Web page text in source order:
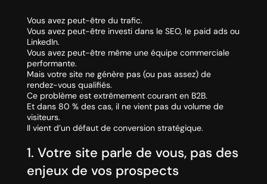
Vous avez peut-être du trafic.
Vous avez peut-être investi dans le SEO, le paid ads ou
LinkedIn.
Vous avez peut-être même une équipe commerciale
performante.
Mais votre site ne génère pas (ou pas assez) de
rendez-vous qualifiés.
Ce problème est extrêmement courant en B2B.
Et dans 80 % des cas, il ne vient pas du volume de
visiteurs.
Il vient d’un défaut de conversion stratégique.
1. Votre site parle de vous, pas des
enjeux de vos prospects